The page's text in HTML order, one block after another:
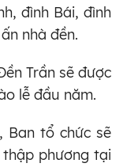
đình Bái, đình
nhà đền.
Trần sẽ được
lễ đầu năm.
Ban tổ chức sẽ
phương tại